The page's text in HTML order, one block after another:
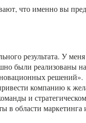
что именно вы
результата. У
были реализованы
решений».
компанию к
и
в области маркетинга